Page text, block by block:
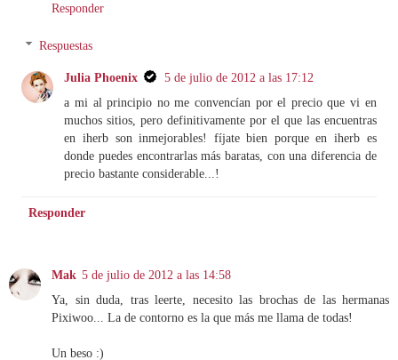
Responder
Respuestas
Julia Phoenix
5 de julio de 2012 a las 17:12
a mi al principio no me convencían por el precio que vi en
muchos sitios, pero definitivamente por el que las encuentras
en iherb son inmejorables! fíjate bien porque en iherb es
donde puedes encontrarlas más baratas, con una diferencia de
precio bastante considerable...!
Responder
Mak 5 de julio de 2012 a las 14:58
Ya, sin duda, tras leerte, necesito las brochas de las hermanas
Pixiwoo... La de contorno es la que más me llama de todas!
Un beso :)